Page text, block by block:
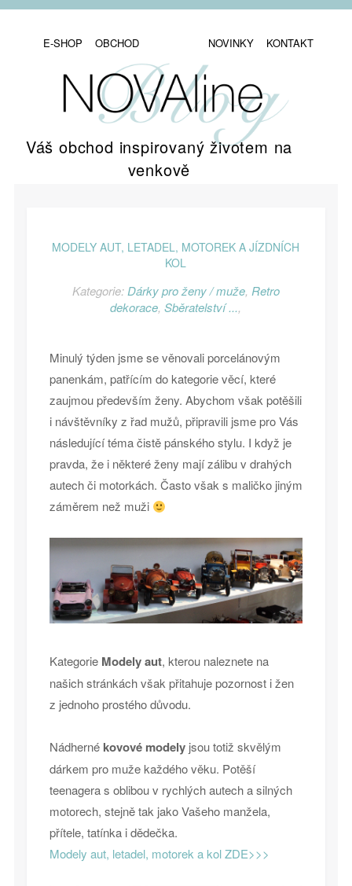
E-SHOP OBCHOD NOVINKY KONTAKT
Váš obchod inspirovaný životem na
venkově
MODELY AUT, LETADEL, MOTOREK A JÍZDNÍCH
KOL
Kategorie: Dárky pro ženy / muže, Retro
dekorace,Sběratelství ...,
Minulý týden jsme se věnovali porcelánovým
panenkám, patřícím do kategorie věcí, které
zaujmou především ženy. Abychom však potěšili
i návštěvníky z řad mužů, připravili jsme pro Vás
následující téma čistě pánského stylu. I když je
pravda, že i některé ženy mají zálibu v drahých
autech či motorkách. Často však s maličko jiným
záměrem než muži
Kategorie Modely aut, kterou naleznete na
našich stránkách však přitahuje pozornost i žen
z jednoho prostého důvodu.
Nádherné kovové modelyjsou totiž skvělým
dárkem pro muže každého věku. Potěší
teenagera s oblibou v rychlých autech a silných
motorech, stejně tak jako Vašeho manžela,
přítele, tatínka i dědečka.
Modely aut, letadel, motorek a kol ZDE>>>